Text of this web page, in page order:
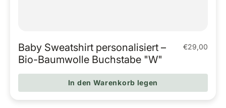
Baby Sweatshirt personalisiert –
Bio-Baumwolle Buchstabe "W"
€29,00
In den Warenkorb legen